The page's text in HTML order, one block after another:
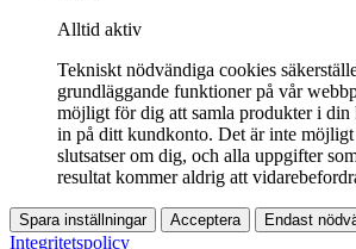
Alltid aktiv
Tekniskt nödvändiga cookies
grundläggande funktioner på vår
möjligt för dig att samla produkter i din
in på ditt kundkonto. Det är inte möjligt
slutsatser om dig, och alla uppgifter
resultat kommer aldrig att
Spara inställningar Acceptera Endast
Integritetspolicy